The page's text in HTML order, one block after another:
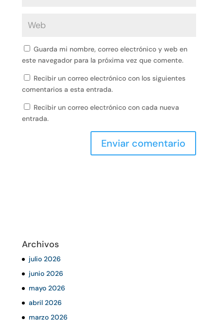
Guarda mi nombre, correo electrónico y web en
este navegador para la próxima vez que comente.
Recibir un correo electrónico con los siguientes
comentarios a esta entrada.
Recibir un correo electrónico con cada nueva
entrada.
Archivos
julio 2026
junio 2026
mayo 2026
abril 2026
marzo 2026